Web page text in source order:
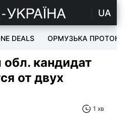
UA
DEALS ОРМУЗЬКА ПРОТОКА
кандидат
от двух
1 хв